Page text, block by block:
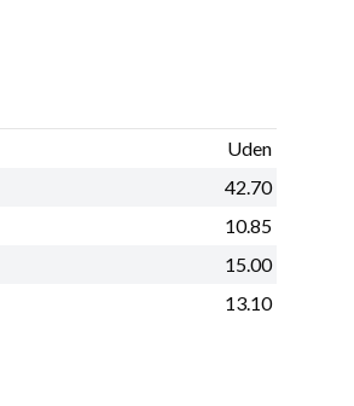
Uden
42.70
10.85
15.00
13.10